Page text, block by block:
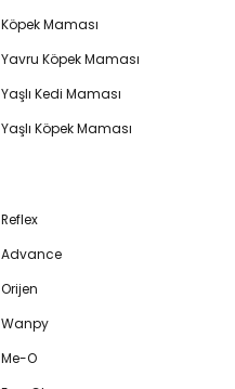
Köpek Maması
Yavru Köpek Maması
Yaşlı Kedi Maması
Yaşlı Köpek Maması
Reflex
Advance
Orijen
Wanpy
Me-O